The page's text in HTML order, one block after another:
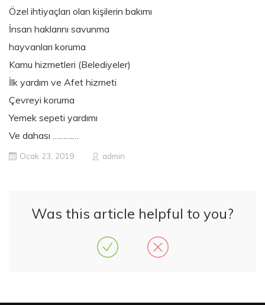
Özel ihtiyaçları olan kişilerin bakımı
İnsan haklarını savunma
hayvanları koruma
Kamu hizmetleri (Belediyeler)
İlk yardım ve Afet hizmeti
Çevreyi koruma
Yemek sepeti yardımı
Ve dahası …………
Ocak 23, 2019 admin
Was this article helpful to you?